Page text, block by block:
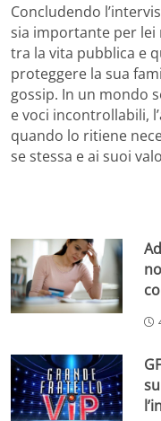
Concludendo
sia importante per
tra la vita pubblica e
proteggere la sua
gossip. In un mondo
e voci incontrollabili,
quando lo ritiene
se stessa e ai suoi